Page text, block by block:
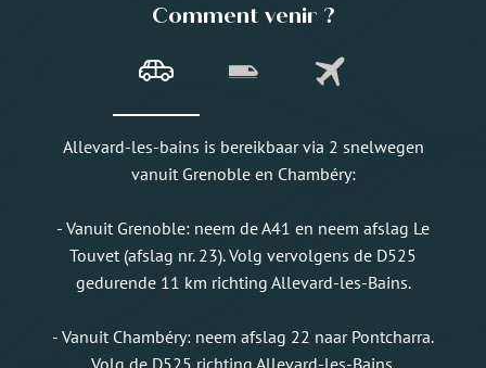
Comment venir ?
Allevard-les-bains is bereikbaar via 2 snelwegen
vanuit Grenoble en Chambéry:
- Vanuit Grenoble: neem de A41 en neem afslag Le
Touvet (afslag nr. 23). Volg vervolgens de D525
gedurende 11 km richting Allevard-les-Bains.
- Vanuit Chambéry: neem afslag 22 naar Pontcharra.
Volg de D525 richting Allevard-les-Bains.